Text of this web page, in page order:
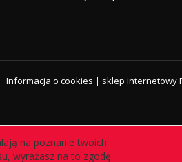
Informacja o cookies | sklep internetowy
na poznanie twoich
wyrażasz na to zgodę.